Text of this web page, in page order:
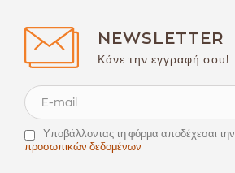
NEWSLETTER
Κάνε την εγγραφή σου!
Υποβάλλοντας τη φόρμα αποδέχεσαι την
προσωπικών δεδομένων